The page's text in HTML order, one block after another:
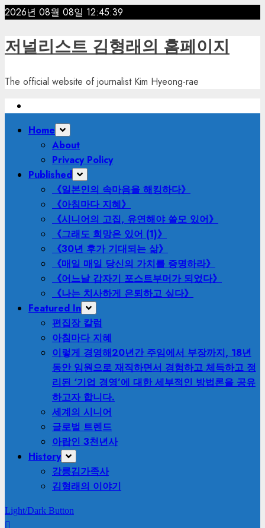
Skip
content
2026년 08월 08일 12:45:41
저널리스트 김형래의 홈페이지
The official website of journalist Kim Hyeong-rae
PrimaryHome
About
Privacy Policy
Published
《일본인의 속마음을 해킹하다》
《아침마다 지혜》
《시니어의 고집, 유연해야 쓸모 있어》
《그래도 희망은 있어 (1)》
《30년 후가 기대되는 삶》
《매일 매일 당신의 가치를 증명하라》
《어느날 갑자기 포스트부머가 되었다》
《나는 치사하게 은퇴하고 싶다》
Featured In
편집장 칼럼
아침마다 지혜
이렇게 경영해20년간 주임에서 부장까지, 18년
동안 임원으로 재직하면서 경험하고 체득하고 정
리된 ‘기업 경영’에 대한 세부적인 방법론을 공유
하고자 합니다.
세계의 시니어
글로벌 트렌드
아랍인 3천년사
History
강릉김가족사
김형래의 이야기
Light/Dark Button